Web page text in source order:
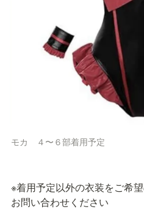
モカ　４〜６部着用予定
※着用予定以外の衣装をご希
お問い合わせください